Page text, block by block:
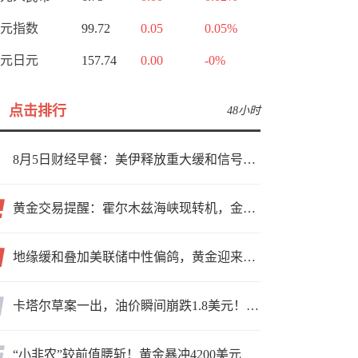
指数 99.72 0.05 0.05%
日元 157.74 0.00 -0%
点击排行 48小时
8月5日财经早餐：美伊释放重大缓和信号，现货黄金高位持稳，美油重挫超6%
黄金交易提醒：霍尔木兹海峡现转机，金价小幅反弹，能否借就业数据再上新台阶？
地缘缓和叠加美联储中性偏鸽，黄金迎来上行窗口
卡塔尔草案一出，油价瞬间崩跌1.8美元！海峡真要通了？
“小非农”较前值腰斩！黄金暴冲4200美元